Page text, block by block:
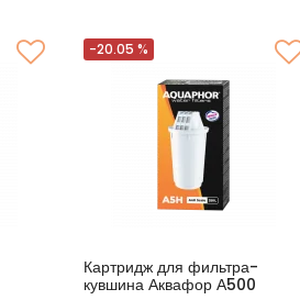
-20.05 %
Картридж для фильтра-
кувшина Аквафор А500